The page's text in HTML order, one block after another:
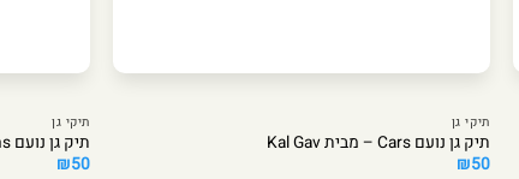
תיקי גן
תיק גן נועם Cars – מבית Kal Gav
₪50
תיקי גן
תיק גן נועם Dolphins – מבית Kal Gav
₪50